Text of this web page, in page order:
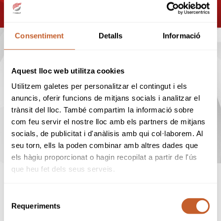
Consentiment Detalls Informació
Aquest lloc web utilitza cookies
Utilitzem galetes per personalitzar el contingut i els
anuncis, oferir funcions de mitjans socials i analitzar el
trànsit del lloc. També compartim la informació sobre
com feu servir el nostre lloc amb els partners de mitjans
socials, de publicitat i d'anàlisis amb qui col·laborem. Al
seu torn, ells la poden combinar amb altres dades que
els hàgiu proporcionat o hagin recopilat a partir de l'ús
que heu fet dels seus serveis.
Requeriments
PROPERS TORNEJOS
22
ago
CIRCUIT NACIONAL 5a
CATEGORIA 2026 (La Roca)
14a